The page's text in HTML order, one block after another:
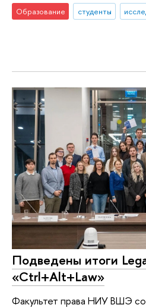
Образование студенты
Подведены итоги
«Ctrl+Alt+Law»
Факультет права НИУ ВШЭ